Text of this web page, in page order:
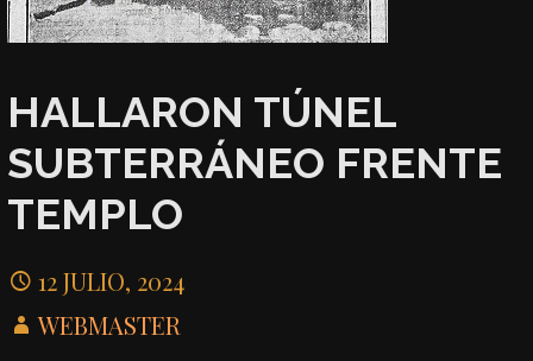
HALLARON TÚNEL
SUBTERRÁNEO FRENTE
TEMPLO
12 JULIO, 2024
WEBMASTER